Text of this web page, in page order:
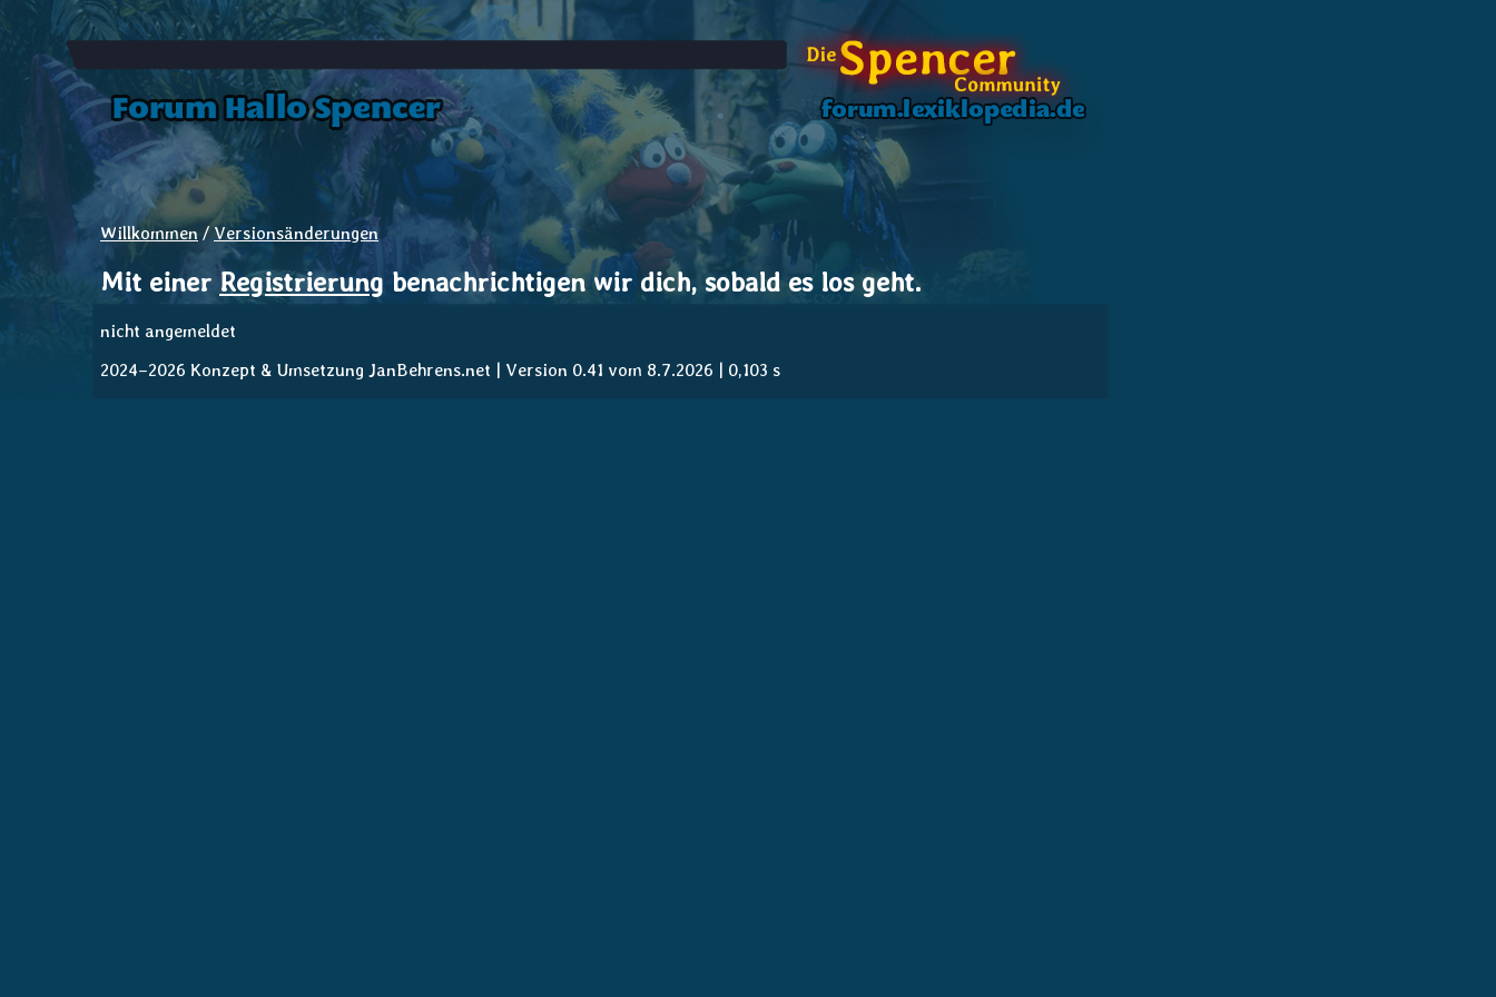
Willkommen / Versionsänderungen
Mit einer Registrierung benachrichtigen wir dich, sobald es los geht.
nicht angemeldet
2024–2026 Konzept & Umsetzung JanBehrens.net | Version 0.41 vom 8.7.2026 | 0,103 s